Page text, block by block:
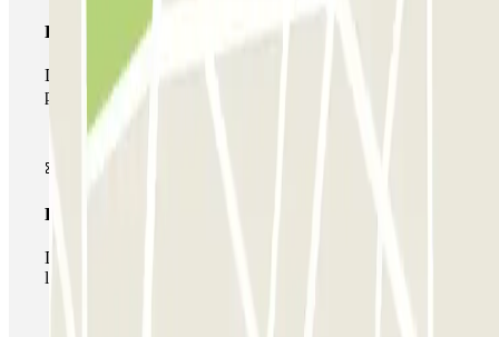
Pase multiparking
Durante tu estancia podrás hacer uso de toda la red de
parkings de este operador disponibles en Parclick.
Pase ilimitado
Durante tu estancia podrás entrar y salir del parking todas
las veces que quieras.